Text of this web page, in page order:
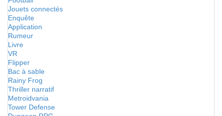
Jouets connectés
Enquête
Application
Rumeur
Livre
VR
Flipper
Bac à sable
Rainy Frog
Thriller narratif
Metroidvania
Tower Defense